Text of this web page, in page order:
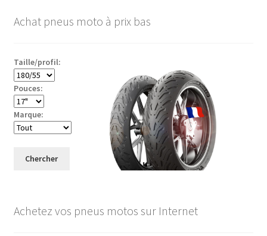
Achat pneus moto à prix bas
Taille/profil:
Pouces:
Marque:
Chercher
Achetez vos pneus motos sur Internet